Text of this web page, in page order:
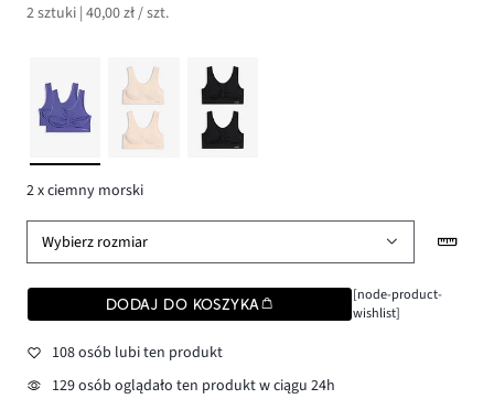
2 sztuki | 40,00 zł / szt.
2 x ciemny morski
Wybierz rozmiar
DODAJ DO KOSZYKA
[node-product-
wishlist]
108 osób lubi ten produkt
129 osób oglądało ten produkt w ciągu 24h